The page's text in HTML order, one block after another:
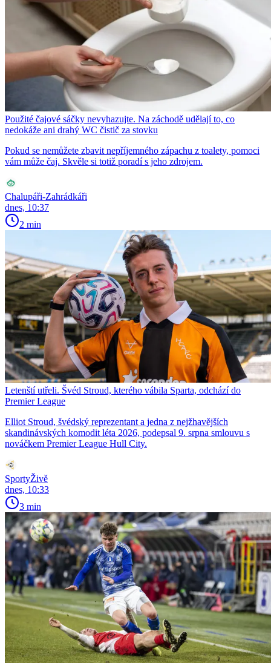
Použité čajové sáčky nevyhazujte. Na záchodě udělají to, co
nedokáže ani drahý WC čistič za stovku
Pokud se nemůžete zbavit nepříjemného zápachu z toalety, pomoci
vám může čaj. Skvěle si totiž poradí s jeho zdrojem.
Chalupáři-Zahrádkáři
dnes, 10:37
2 min
Letenští utřeli. Švéd Stroud, kterého vábila Sparta, odchází do
Premier League
Elliot Stroud, švédský reprezentant a jedna z nejžhavějších
skandinávských komodit léta 2026, podepsal 9. srpna smlouvu s
nováčkem Premier League Hull City.
SportyŽivě
dnes, 10:33
3 min